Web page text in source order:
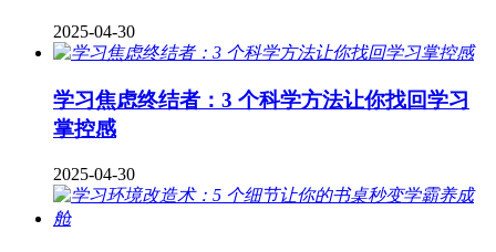
2025-04-30
学习焦虑终结者：3 个科学方法让你找回学习
掌控感
2025-04-30